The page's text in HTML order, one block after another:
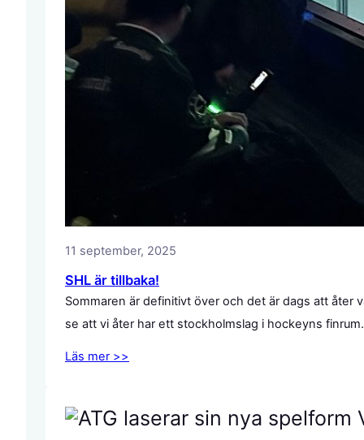
11 september, 2025
SHL är tillbaka!
Sommaren är definitivt över och det är dags att åter
se att vi åter har ett stockholmslag i hockeyns
Läs mer >>